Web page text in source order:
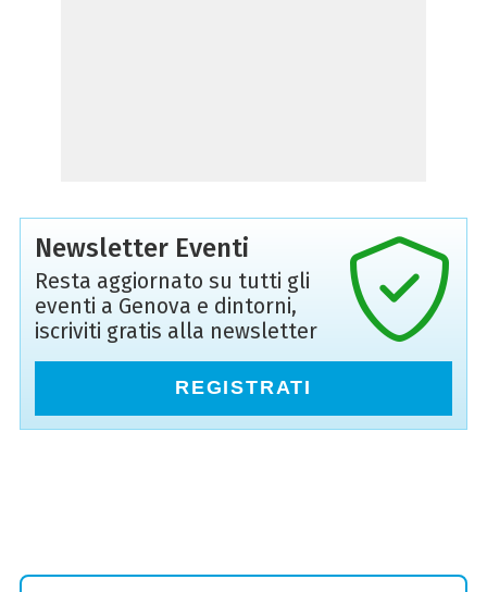
Newsletter Eventi
Resta aggiornato su tutti gli
eventi a Genova e dintorni,
iscriviti gratis alla newsletter
REGISTRATI